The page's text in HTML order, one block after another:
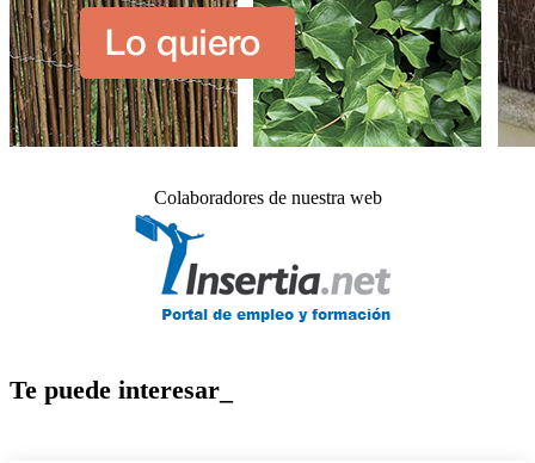
Colaboradores de nuestra web
Te puede interesar_